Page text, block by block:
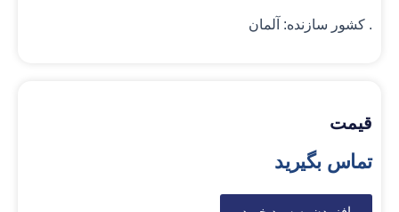
. کشور سازنده: آلمان
قیمت
تماس بگیرید